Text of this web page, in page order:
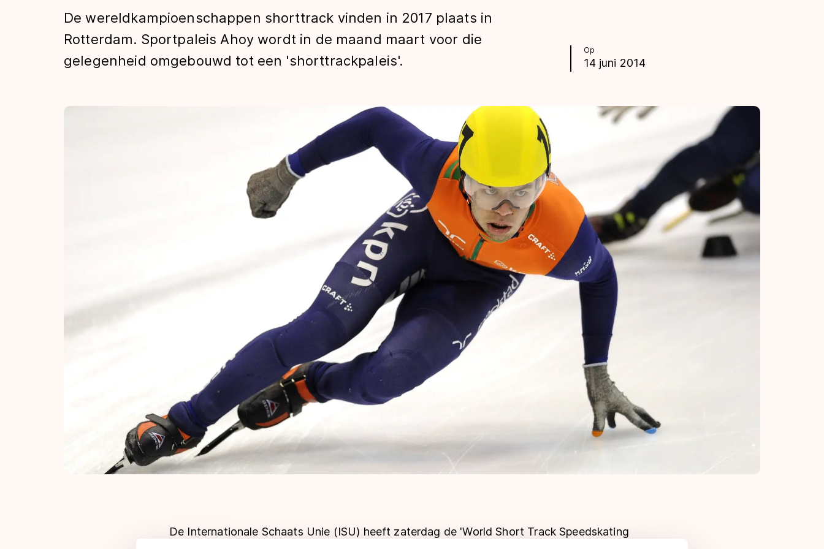
Tijden & historie
De weg op
Schaatsfans
Olympische Spelen
Op
14 juni 2014
De wereldkampioenschappen shorttrack vinden in 2017 plaats in
Rotterdam. Sportpaleis Ahoy wordt in de maand maart voor die
gelegenheid omgebouwd tot een 'shorttrackpaleis'.
De Internationale Schaats Unie (ISU) heeft zaterdag de 'World Short Track Speedskating